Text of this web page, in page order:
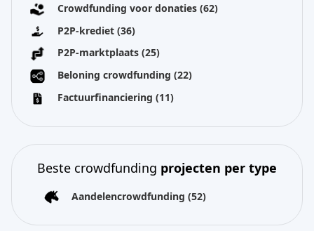
Crowdfunding voor donaties (62)
P2P-krediet (36)
P2P-marktplaats (25)
Beloning crowdfunding (22)
Factuurfinanciering (11)
Beste crowdfunding projecten per type
Aandelencrowdfunding (52)